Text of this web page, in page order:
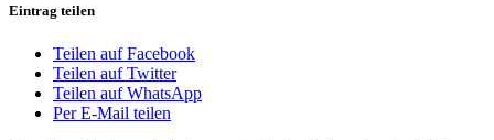
Eintrag teilen
Teilen auf Facebook
Teilen auf Twitter
Teilen auf WhatsApp
Per E-Mail teilen